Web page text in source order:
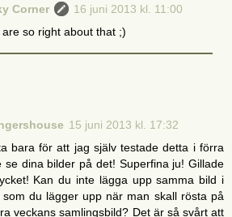
Corner
16 juni 2013 kl. 11:00
so right about that ;)
15 juni 2013 kl. 17:32
bara för att jag själv testade detta i förra
se dina bilder på det! Superfina ju! Gillade
Kan du inte lägga upp samma bild i
du lägger upp när man skall rösta på
veckans samlingsbild? Det är så svårt att